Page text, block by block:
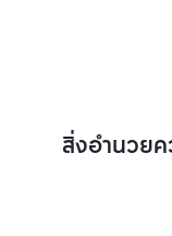
สิ่งอำนวยค